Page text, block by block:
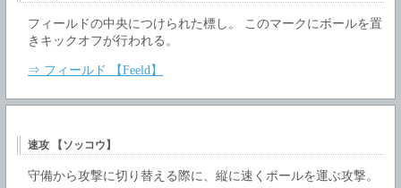
フィールドの中央につけられた標し。 このマークにボールを置
きキックオフが行われる。
⇒ フィールド 【Feeld】
速攻 【ソッコウ】
守備から攻撃に切り替える際に、縦に速くボールを運ぶ攻撃。